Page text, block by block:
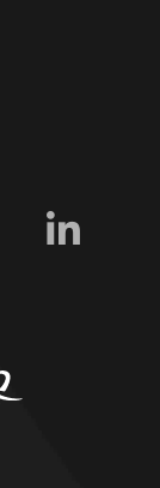
Tiktok